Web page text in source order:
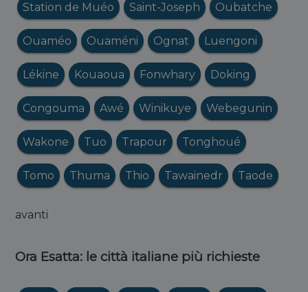
Station de Muéo Saint-Joseph Oubatche
Ouaméo Ouaméni Ognat Luengoni
Lékine Kouaoua Fonwhary Doking
Congouma Awé Winikuye Webegunin
Wakone Tuo Trapour Tonghoué
Tomo Thuma Thio Tawainedr Taode
avanti
Ora Esatta: le città italiane più richieste